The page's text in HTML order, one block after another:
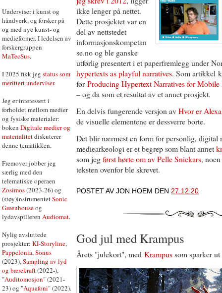
Underviser i kunst og
håndverk, og forsker på
og med nye kunst- og
medieformer. I ledelsen av
forskergruppen
MaTecSus.
I 2025 fikk jeg status som
merittert underviser.
Jeg er interessert i
forholdet mellom medier
og fysiske materialer:
boken Digitale medier og
materialitetdiskuterer
denne tematikken.
Fremover jobber jeg
særlig med den
telematiske operaen
Zosimos(2023-26) og
(støy)instrumentetSonic
Greenhouseog
lydavspilleren Audiomat.
Nylig avsluttede
prosjekter: KI-Storyline,
Pappelonia,Sonus
(2023),Sampling av lyd
og bærekraft(2022-),
"Auditomosjon" (2021-
23) og "Aquafoni" (2022).
ikke lenger på nettet.
Dette prosjektet var en
del av nettstedet
informasjonskompetan
se.no og ble ganske
utførlig presentert i et paperfremlegg under
hypertexts as playful narratives. Som artikkel
førProducing Hypertext Narratives for Mobile
– og da som et resultat av et annet prosjekt.
En delvis fungerende versjon avHvor er
de visuelle elementene er dessverre borte.
Det blir nærmest en form for personlig, digital
mediearkeologi er et begrep som blant annet
som jegførst hørte om av Pelle Snickars,
teksten ovenfor ble skrevet.
POSTET AV JON HOEM DEN 27.12.20
God jul med Krampus
Årets "julekort", med Krampussom sparker